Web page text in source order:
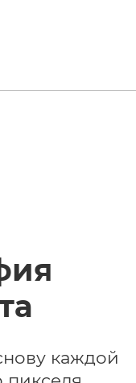
каждой